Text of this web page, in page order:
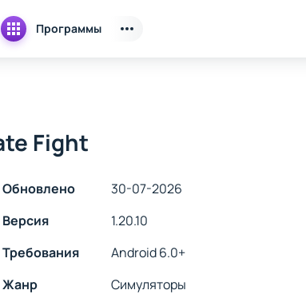
Программы
Fight
Обновлено
30-07-2026
Версия
1.20.10
Требования
Android 6.0+
Жанр
Симуляторы